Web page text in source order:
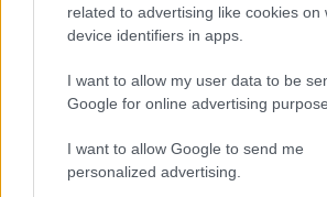
related to advertising like cookies on
device identifiers in apps.
I want to allow my user data to be
Google for online advertising
I want to allow Google to send me
personalized advertising.
Δεν είναι ακριβώς επεξεργασία
περισσότερο εργαλείο
Για σένα που θες να δημιουργείς
εικόνες ή να μπεις στον χώρο του
σου χρειάζεται! Περιλαμβάνει
to images εργαλείο για να
εικόνες που φαντάζεσαι.